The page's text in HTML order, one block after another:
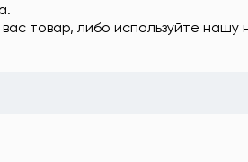
товар, либо используйте нашу